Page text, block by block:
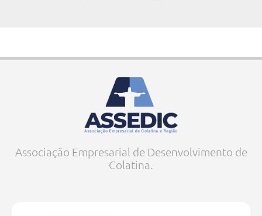
Associação Empresarial de Desenvolvimento de
Colatina.